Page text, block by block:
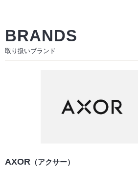
BRANDS
取り扱いブランド
AXOR （アクサー）